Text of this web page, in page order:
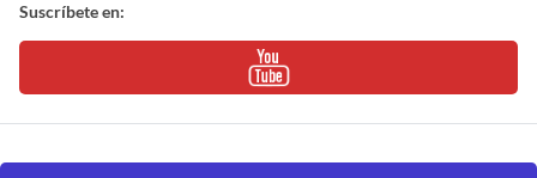
Suscríbete en: